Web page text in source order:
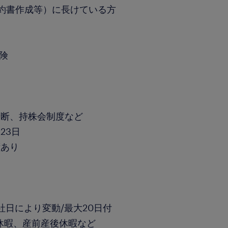
書作成等）に長けている方
、持株会制度など
日
り
日により変動/最大20日付
、産前産後休暇など